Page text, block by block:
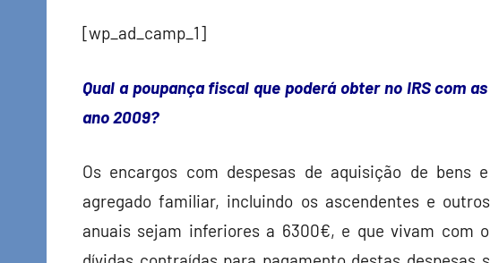
Finanças
[wp_ad_camp_1]
Qual a poupança fiscal que poderá obter no IRS com
ano 2009?
Os encargos com despesas de aquisição de bens
agregado familiar, incluindo os ascendentes e
anuais sejam inferiores a 6300€, e que vivam com